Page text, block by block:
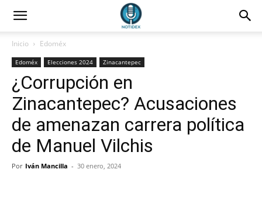
Inicio Edoméx
Edoméx Elecciones 2024 Zinacantepec
¿Corrupción en
Zinacantepec? Acusaciones
de amenazan carrera política
de Manuel Vilchis
Por Iván Mancilla - 30 enero, 2024